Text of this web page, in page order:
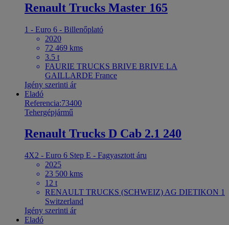
Renault Trucks Master 165
1 - Euro 6 - Billenőplató
2020
72 469 kms
3.5 t
FAURIE TRUCKS BRIVE BRIVE LA
GAILLARDE France
Igény szerinti ár
Eladó
Referencia:73400
Tehergépjármű
Renault Trucks D Cab 2.1 240
4X2 - Euro 6 Step E - Fagyasztott áru
2025
23 500 kms
12 t
RENAULT TRUCKS (SCHWEIZ) AG DIETIKON 1
Switzerland
Igény szerinti ár
Eladó